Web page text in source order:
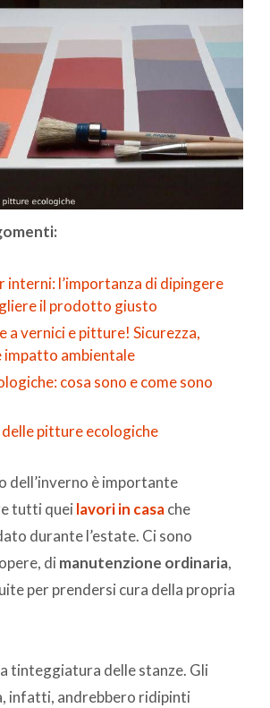
interni: l’importanza di dipingere
il prodotto giusto
a vernici e pitture! Sicurezza,
impatto ambientale
cosa sono e come sono
pitture ecologiche
dell’inverno è importante
tutti quei lavori in casache
durante l’estate. Ci sono
di manutenzione ordinaria,
per prendersi cura della propria
tinteggiatura delle stanze. Gli
infatti, andrebbero ridipinti